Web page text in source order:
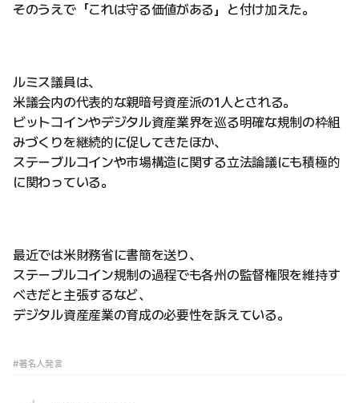
そのうえで「これは守る価値がある」と付け加えた。
ルミス議員は、
米議会内の代表的な親暗号資産派の1人とされる。
ビットコインやデジタル資産業界を巡る明確な規制の枠組
みづくりを継続的に促してきたほか、
ステーブルコインや市場構造に関する立法論議にも積極的
に関わっている。
最近では米財務省に書簡を送り、
ステーブルコイン規制の過程でも各州の監督権限を維持す
べきだと主張するなど、
デジタル資産産業の育成の必要性を訴えている。
#著名人発言